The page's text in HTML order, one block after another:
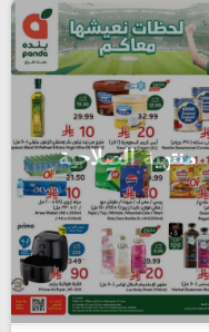
منتهية الصلاحية